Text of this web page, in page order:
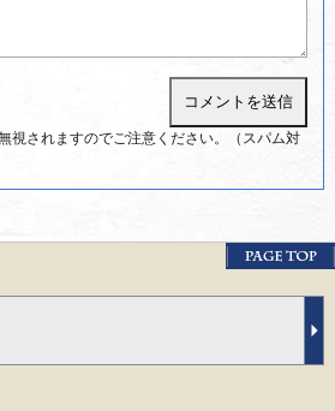
視されますのでご注意ください。（スパム対